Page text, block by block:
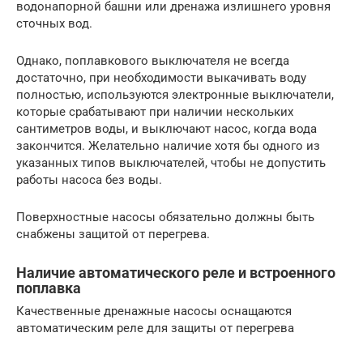
водонапорной башни или дренажа излишнего уровня
сточных вод.
Однако, поплавкового выключателя не всегда
достаточно, при необходимости выкачивать воду
полностью, используются электронные выключатели,
которые срабатывают при наличии нескольких
сантиметров воды, и выключают насос, когда вода
закончится. Желательно наличие хотя бы одного из
указанных типов выключателей, чтобы не допустить
работы насоса без воды.
Поверхностные насосы обязательно должны быть
снабжены защитой от перегрева.
Наличие автоматического реле и встроенного
поплавка
Качественные дренажные насосы оснащаются
автоматическим реле для защиты от перегрева